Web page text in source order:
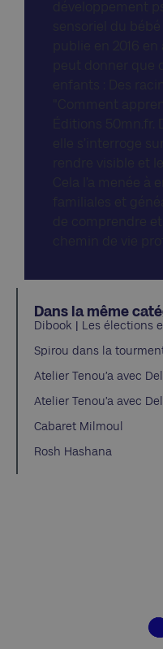
Dans la même
Dibook | Les élections
Spirou dans la
Atelier Tenou’a avec
Atelier Tenou’a avec
Cabaret Milmoul
Rosh Hashana